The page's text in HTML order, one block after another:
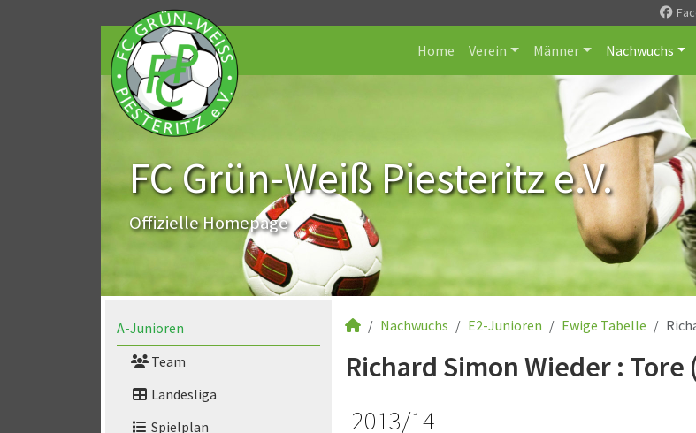
Home Verein Männer Nachwuchs
FC Grün-Weiß Piesteritz e.V.
Offizielle Homepage
A-Junioren
Team
Landesliga
Spielplan
Nachwuchs E2-Junioren Ewige Tabelle
Richard Simon Wieder :
2013/14